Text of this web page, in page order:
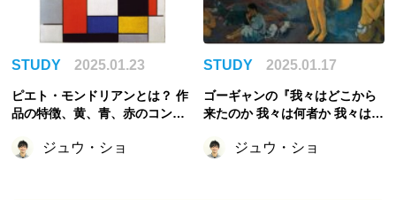
STUDY 2025.01.23
ピエト・モンドリアンとは？ 作
品の特徴、黄、青、赤のコンポ
ジュウ・ショ
STUDY 2025.01.17
ゴーギャンの『我々はどこから
来たのか 我々は何者か 我々はど
ジュウ・ショ